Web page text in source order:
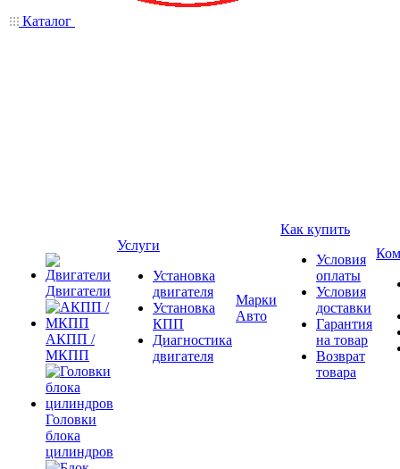
Каталог
Двигатели
АКПП /
МКПП
Головки
блока
цилиндров
Услуги
Установка
двигателя
Установка
КПП
Диагностика
двигателя
Марки
Авто
Как купить
Условия
оплаты
Условия
доставки
Гарантия
на товар
Возврат
товара